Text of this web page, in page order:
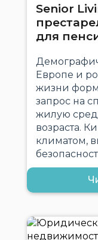
Senior
для
Европе и
жизни
запрос на
жилую
возраста.
климатом,